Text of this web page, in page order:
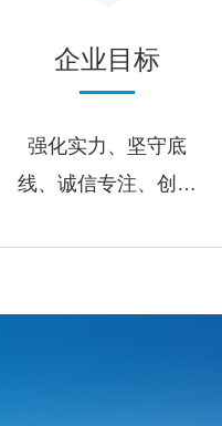
企业目标
强化实力、坚守底
线、诚信专注、创新